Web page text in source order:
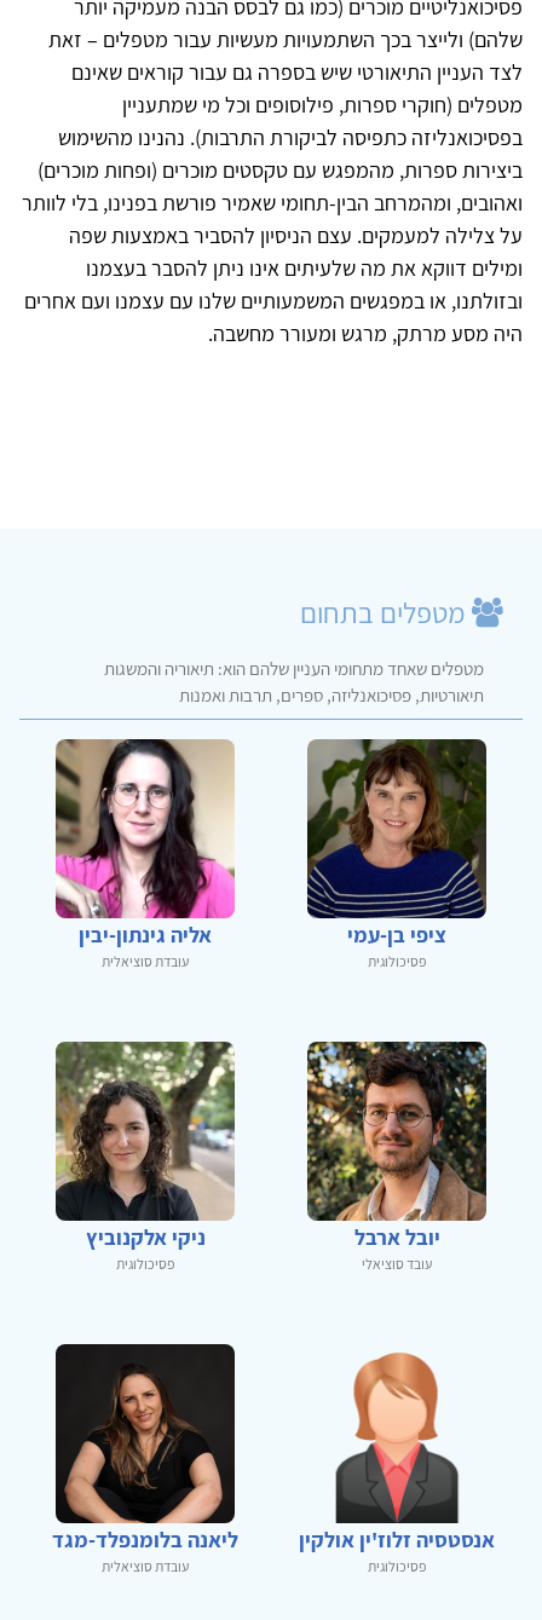
פסיכואנליטיים מוכרים (כמו גם לבסס הבנה מעמיקה יותר
שלהם) ולייצר בכך השתמעויות מעשיות עבור מטפלים – זאת
לצד העניין התיאורטי שיש בספרה גם עבור קוראים שאינם
מטפלים (חוקרי ספרות, פילוסופים וכל מי שמתעניין
בפסיכואנליזה כתפיסה לביקורת התרבות). נהנינו מהשימוש
ביצירות ספרות, מהמפגש עם טקסטים מוכרים (ופחות מוכרים)
ואהובים, ומהמרחב הבין-תחומי שאמיר פורשת בפנינו, בלי לוותר
על צלילה למעמקים. עצם הניסיון להסביר באמצעות שפה
ומילים דווקא את מה שלעיתים אינו ניתן להסבר בעצמנו
ובזולתנו, או במפגשים המשמעותיים שלנו עם עצמנו ועם אחרים
היה מסע מרתק, מרגש ומעורר מחשבה.
מטפלים בתחום
מטפלים שאחד מתחומי העניין שלהם הוא: תיאוריה והמשגות
תיאורטיות, פסיכואנליזה, ספרים, תרבות ואמנות
ציפי בן-עמי
פסיכולוגית
אליה גינתון-יבין
עובדת סוציאלית
יובל ארבל
עובד סוציאלי
ניקי אלקנוביץ
פסיכולוגית
אנסטסיה זלוז'ין אולקין
פסיכולוגית
ליאנה בלומנפלד-מגד
עובדת סוציאלית